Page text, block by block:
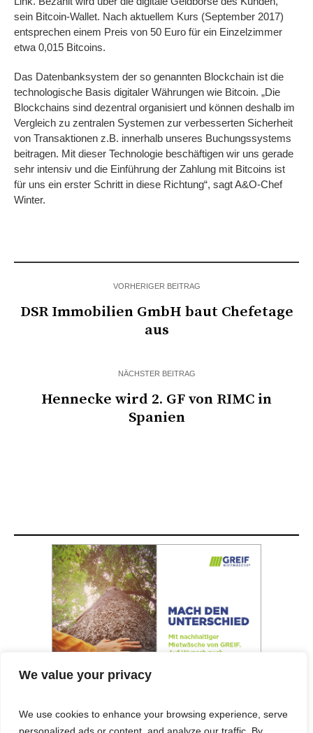
We value your privacy
We use cookies to enhance your browsing experience, serve
sein Bitcoin-Wallet. Nach aktuellem Kurs (September 2017)
entsprechen einem Preis von 50 Euro für ein Einzelzimmer
etwa 0,015 Bitcoins.
Das Datenbanksystem der so genannten Blockchain ist die
technologische Basis digitaler Währungen wie Bitcoin. „Die
Blockchains sind dezentral organisiert und können deshalb im
Vergleich zu zentralen Systemen zur verbesserten Sicherheit
von Transaktionen z.B. innerhalb unseres Buchungssystems
beitragen. Mit dieser Technologie beschäftigen wir uns gerade
sehr intensiv und die Einführung der Zahlung mit Bitcoins ist
für uns ein erster Schritt in diese Richtung“, sagt A&O-Chef
Winter.
VORHERIGER BEITRAG
DSR Immobilien GmbH baut Chefetage
aus
NÄCHSTER BEITRAG
Hennecke wird 2. GF von RIMC in
Spanien